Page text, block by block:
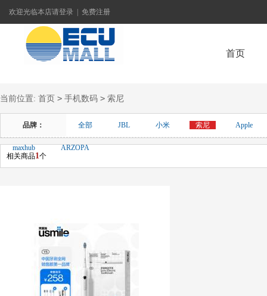
欢迎光临本店请登录 免费注册
首页
联系我们
当前位置: 首页 > 手机数码 > 索尼
品牌： 全部 JBL 小米 索尼 Apple
maxhub
ARZOPA
相关商品1个